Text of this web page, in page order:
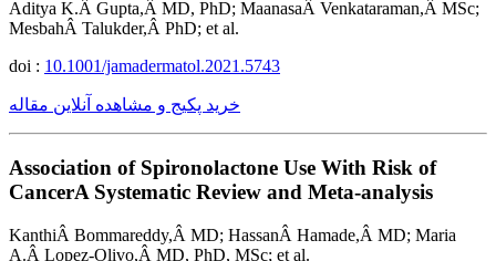
Aditya K.Â Gupta,Â MD, PhD; MaanasaÂ Venkataraman,Â MSc;
MesbahÂ Talukder,Â PhD; et al.
doi : 10.1001/jamadermatol.2021.5743
خرید پکیج و مشاهده آنلاین مقاله
Association of Spironolactone Use With Risk of
CancerA Systematic Review and Meta-analysis
KanthiÂ Bommareddy,Â MD; HassanÂ Hamade,Â MD; Maria
A.Â Lopez-Olivo,Â MD, PhD, MSc; et al.